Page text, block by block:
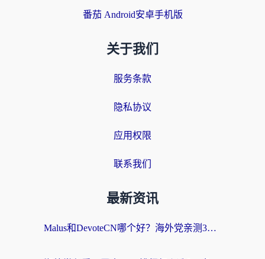
番茄 Android安卓手机版
关于我们
服务条款
隐私协议
应用权限
联系我们
最新资讯
Malus和DevoteCN哪个好？海外党亲测3款回国加速器+避坑指南